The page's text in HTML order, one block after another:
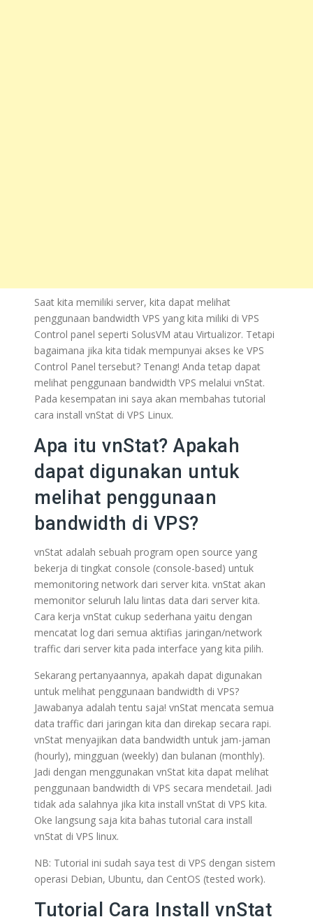
Saat kita memiliki server, kita dapat melihat
penggunaan bandwidth VPS yang kita miliki di VPS
Control panel seperti SolusVM atau Virtualizor. Tetapi
bagaimana jika kita tidak mempunyai akses ke VPS
Control Panel tersebut? Tenang! Anda tetap dapat
melihat penggunaan bandwidth VPS melalui vnStat.
Pada kesempatan ini saya akan membahas tutorial
cara install vnStat di VPS Linux.
Apa itu vnStat? Apakah
dapat digunakan untuk
melihat penggunaan
bandwidth di VPS?
vnStat adalah sebuah program open source yang
bekerja di tingkat console (console-based) untuk
memonitoring network dari server kita. vnStat akan
memonitor seluruh lalu lintas data dari server kita.
Cara kerja vnStat cukup sederhana yaitu dengan
mencatat log dari semua aktifias jaringan/network
traffic dari server kita pada interface yang kita pilih.
Sekarang pertanyaannya, apakah dapat digunakan
untuk melihat penggunaan bandwidth di VPS?
Jawabanya adalah tentu saja! vnStat mencata semua
data traffic dari jaringan kita dan direkap secara rapi.
vnStat menyajikan data bandwidth untuk jam-jaman
(hourly), mingguan (weekly) dan bulanan (monthly).
Jadi dengan menggunakan vnStat kita dapat melihat
penggunaan bandwidth di VPS secara mendetail. Jadi
tidak ada salahnya jika kita install vnStat di VPS kita.
Oke langsung saja kita bahas tutorial cara install
vnStat di VPS linux.
NB: Tutorial ini sudah saya test di VPS dengan sistem
operasi Debian, Ubuntu, dan CentOS (tested work).
Tutorial Cara Install vnStat